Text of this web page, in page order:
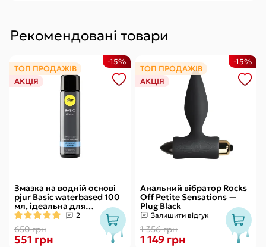
Рекомендовані товари
ТОП ПРОДАЖІВ
АКЦІЯ
Змазка на водній основі
pjur Basic waterbased 100
мл, ідеальна для
новачків, найкраща ціна/
якість
2
650 грн
-15%
551 грн
ТОП ПРОДАЖІВ
АКЦІЯ
Анальний вібратор Rocks
Off Petite Sensations —
Plug Black
Залишити відгук
1 356 грн
-15%
1 149 грн